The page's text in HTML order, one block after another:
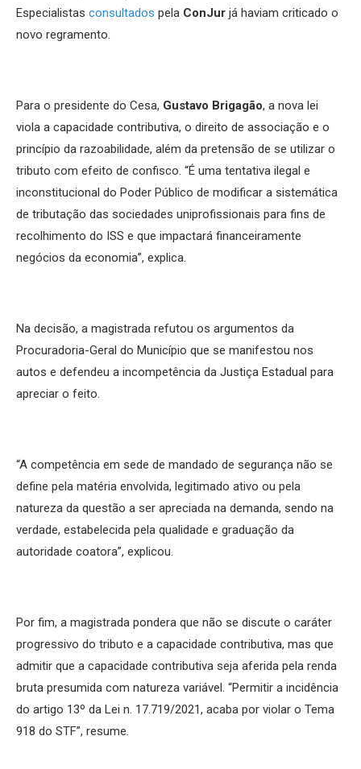
Especialistas consultados pela ConJur já haviam criticado o
novo regramento.
Para o presidente do Cesa, Gustavo Brigagão, a nova lei
viola a capacidade contributiva, o direito de associação e o
princípio da razoabilidade, além da pretensão de se utilizar o
tributo com efeito de confisco. “É uma tentativa ilegal e
inconstitucional do Poder Público de modificar a sistemática
de tributação das sociedades uniprofissionais para fins de
recolhimento do ISS e que impactará financeiramente
negócios da economia”, explica.
Na decisão, a magistrada refutou os argumentos da
Procuradoria-Geral do Município que se manifestou nos
autos e defendeu a incompetência da Justiça Estadual para
apreciar o feito.
“A competência em sede de mandado de segurança não se
define pela matéria envolvida, legitimado ativo ou pela
natureza da questão a ser apreciada na demanda, sendo na
verdade, estabelecida pela qualidade e graduação da
autoridade coatora”, explicou.
Por fim, a magistrada pondera que não se discute o caráter
progressivo do tributo e a capacidade contributiva, mas que
admitir que a capacidade contributiva seja aferida pela renda
bruta presumida com natureza variável. “Permitir a incidência
do artigo 13º da Lei n. 17.719/2021, acaba por violar o Tema
918 do STF”, resume.